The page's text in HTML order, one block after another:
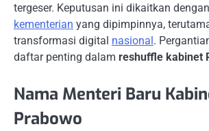
tergeser. Keputusan ini dikaitkan
kementerian yang dipimpinnya,
transformasi digital nasional.
daftar penting dalam reshuffle kabinet
Nama Menteri Baru
Prabowo